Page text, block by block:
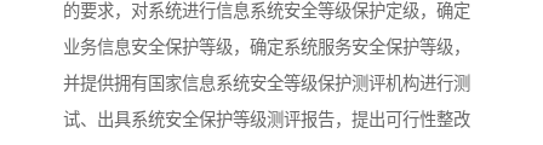
的要求，对系统进行信息系统安全等级保护定级，确定
业务信息安全保护等级，确定系统服务安全保护等级，
并提供拥有国家信息系统安全等级保护测评机构进行测
试、出具系统安全保护等级测评报告，提出可行性整改